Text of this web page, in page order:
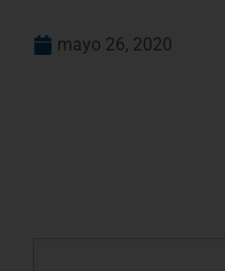
mayo 26, 2020